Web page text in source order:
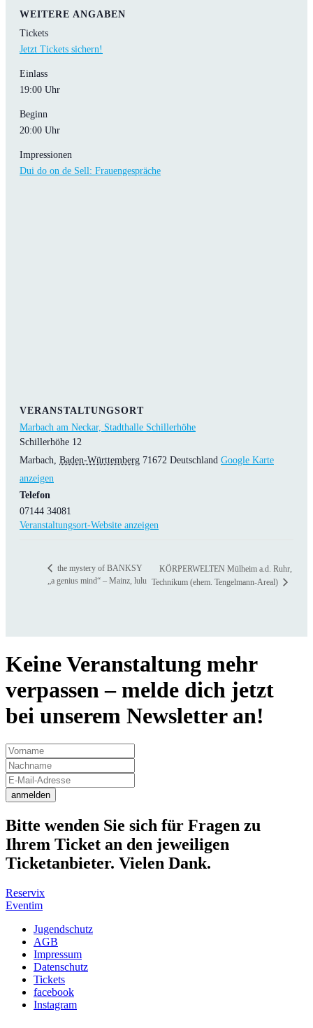
WEITERE ANGABEN
Tickets
Jetzt Tickets sichern!
Einlass
19:00 Uhr
Beginn
20:00 Uhr
Impressionen
Dui do on de Sell: Frauengespräche
VERANSTALTUNGSORT
Marbach am Neckar, Stadthalle Schillerhöhe
Schillerhöhe 12
Marbach Baden-Württemberg 71672 Deutschland Google Karte
anzeigen
Telefon
07144 34081
Veranstaltungsort-Website anzeigen
the mystery of BANKSY
„a genius mind“ – Mainz, lulu
KÖRPERWELTEN Mülheim a.d. Ruhr,
Technikum (ehem. Tengelmann-Areal)
Keine Veranstaltung mehr
verpassen – melde dich jetzt
bei unserem Newsletter an!
anmelden
Bitte wenden Sie sich für Fragen zu
Ihrem Ticket an den jeweiligen
Ticketanbieter. Vielen Dank.
Reservix
Eventim
Jugendschutz
AGB
Impressum
Datenschutz
Tickets
facebook
Instagram